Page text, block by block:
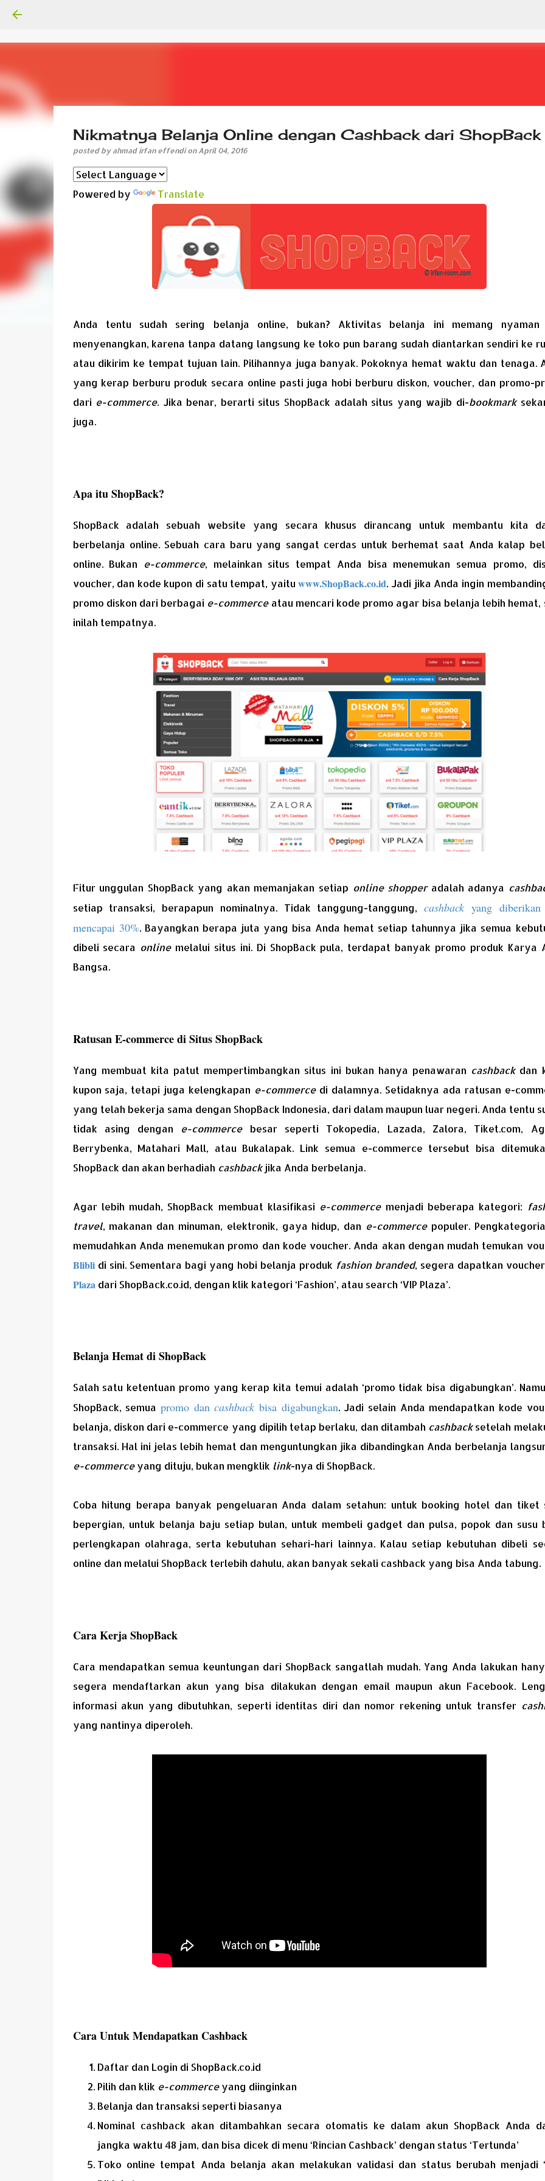
Nikmatnya Belanja Online dengan Cashback dari ShopBack
posted by ahmad irfan effendi on April 04, 2016
Powered by Translate
Anda tentu sudah sering belanja online, bukan? Aktivitas belanja ini memang nyaman
menyenangkan, karena tanpa datang langsung ke toko pun barang sudah diantarkan sendiri ke
atau dikirim ke tempat tujuan lain. Pilihannya juga banyak. Pokoknya hemat waktu dan tenaga.
yang kerap berburu produk secara online pasti juga hobi berburu diskon, voucher, dan promo-
dari e-commerce. Jika benar, berarti situs ShopBack adalah situs yang wajib di-bookmark
juga.
Apa itu ShopBack?
ShopBack adalah sebuah website yang secara khusus dirancang untuk membantu kita
berbelanja online. Sebuah cara baru yang sangat cerdas untuk berhemat saat Anda kalap
online. Bukan e-commerce, melainkan situs tempat Anda bisa menemukan semua promo,
voucher, dan kode kupon di satu tempat, yaituwww.ShopBack.co.id. Jadi jika Anda ingin
promo diskon dari berbagai e-commerceatau mencari kode promo agar bisa belanja lebih hemat,
inilah tempatnya.
Fitur unggulan ShopBack yang akan memanjakan setiap online shopperadalah adanya
setiap transaksi, berapapun nominalnya. Tidak tanggung-tanggung,cashback yang
mencapai 30%. Bayangkan berapa juta yang bisa Anda hemat setiap tahunnya jika semua
dibeli secara onlinemelalui situs ini. Di ShopBack pula, terdapat banyak promo produk Karya
Bangsa.
Ratusan E-commerce di Situs ShopBack
Yang membuat kita patut mempertimbangkan situs ini bukan hanya penawaran cashback dan
kupon saja, tetapi juga kelengkapan e-commercedi dalamnya. Setidaknya ada ratusan e-
yang telah bekerja sama dengan ShopBack Indonesia, dari dalam maupun luar negeri. Anda tentu
tidak asing dengan e-commercebesar seperti Tokopedia, Lazada, Zalora, Tiket.com,
Berrybenka, Matahari Mall, atau Bukalapak. Link semua e-commerce tersebut bisa
ShopBack dan akan berhadiah cashback jika Anda berbelanja.
Agar lebih mudah, ShopBack membuat klasifikasi e-commercemenjadi beberapa kategori:
travel, makanan dan minuman, elektronik, gaya hidup, dan e-commercepopuler.
memudahkan Anda menemukan promo dan kode voucher. Anda akan dengan mudah temukan
Bliblidi sini. Sementara bagi yang hobi belanja produk fashion branded, segera dapatkan voucher
Plaza dari ShopBack.co.id, dengan klik kategori ‘Fashion’, atau search ‘VIP Plaza’.
Belanja Hemat di ShopBack
Salah satu ketentuan promo yang kerap kita temui adalah ‘promo tidak bisa digabungkan’.
ShopBack, semua promo dancashback bisa digabungkan. Jadi selain Anda mendapatkan kode
belanja, diskon dari e-commerce yang dipilih tetap berlaku, dan ditambah cashbacksetelah
transaksi. Hal ini jelas lebih hemat dan menguntungkan jika dibandingkan Anda berbelanja
e-commerceyang dituju, bukan mengklik link-nya di ShopBack.
Coba hitung berapa banyak pengeluaran Anda dalam setahun: untuk booking hotel dan tiket
bepergian, untuk belanja baju setiap bulan, untuk membeli gadget dan pulsa, popok dan susu
perlengkapan olahraga, serta kebutuhan sehari-hari lainnya. Kalau setiap kebutuhan dibeli
online dan melalui ShopBack terlebih dahulu, akan banyak sekali cashback yang bisa Anda tabung.
Cara Kerja ShopBack
Cara mendapatkan semua keuntungan dari ShopBack sangatlah mudah. Yang Anda lakukan
segera mendaftarkan akun yang bisa dilakukan dengan email maupun akun Facebook.
informasi akun yang dibutuhkan, seperti identitas diri dan nomor rekening untuk transfer
yang nantinya diperoleh.
Cara Untuk Mendapatkan Cashback
Daftar dan Login di ShopBack.co.id
Pilih dan klik e-commerceyang diinginkan
Belanja dan transaksi seperti biasanya
Nominal cashback akan ditambahkan secara otomatis ke dalam akun ShopBack Anda
jangka waktu 48 jam, dan bisa dicek di menu ‘Rincian Cashback’ dengan status ‘Tertunda’
Toko online tempat Anda belanja akan melakukan validasi dan status berubah menjadi